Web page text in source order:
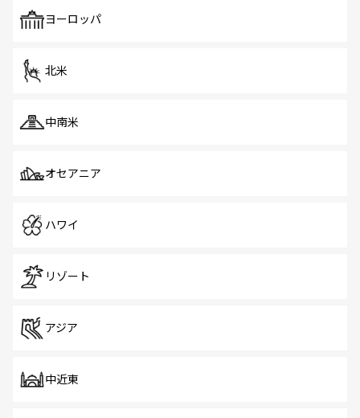
で、ホーカーズは地元の風情を楽しめる外せないスポット
ヨーロッパ
北米
中南米
オセアニア
ハワイ
リゾート
アジア
中近東